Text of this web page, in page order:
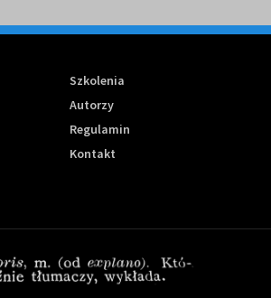
Szkolenia
Autorzy
Regulamin
Kontakt